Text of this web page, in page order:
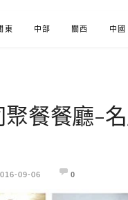
東 中部 關西 中國
噗
餐餐廳-
09-06 0